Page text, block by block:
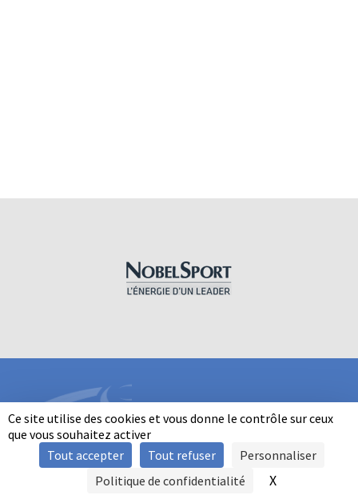
Ce site utilise des cookies et vous donne le contrôle sur ceux
que vous souhaitez activer
Tout accepter
Tout refuser
Personnaliser
Politique de confidentialité
X
INFORMATIONS
SIGNALER UNE VIOLENCE